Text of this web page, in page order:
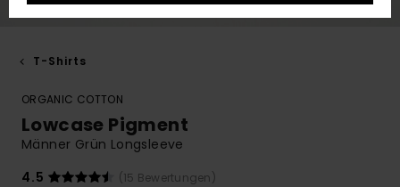
T-Shirts
ORGANIC COTTON
Lowcase Pigment
Männer Grün Longsleeve
4.5
(15 Bewertungen)